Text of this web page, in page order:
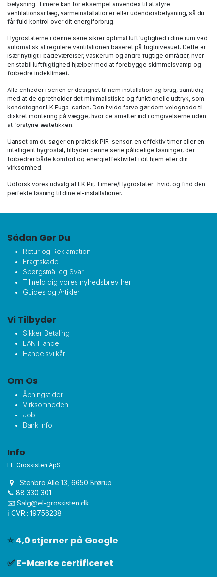
belysning. Timere kan for eksempel anvendes til at styre
ventilationsanlæg, varmeinstallationer eller udendørsbelysning, så du
får fuld kontrol over dit energiforbrug.
Hygrostaterne i denne serie sikrer optimal luftfugtighed i dine rum ved
automatisk at regulere ventilationen baseret på fugtniveauet. Dette er
især nyttigt i badeværelser, vaskerum og andre fugtige områder, hvor
en stabil luftfugtighed hjælper med at forebygge skimmelsvamp og
forbedre indeklimaet.
Alle enheder i serien er designet til nem installation og brug, samtidig
med at de opretholder det minimalistiske og funktionelle udtryk, som
kendetegner LK Fuga-serien. Den hvide farve gør dem velegnede til
diskret montering på vægge, hvor de smelter ind i omgivelserne uden
at forstyrre æstetikken.
Uanset om du søger en praktisk PIR-sensor, en effektiv timer eller en
intelligent hygrostat, tilbyder denne serie pålidelige løsninger, der
forbedrer både komfort og energieffektivitet i dit hjem eller din
virksomhed.
Udforsk vores udvalg af LK Pir, Timere/Hygrostater i hvid, og find den
perfekte løsning til dine el-installationer.
Sådan Gør Du
Retur og Reklamation
Fragtskade
Spørgsmål og Svar
Tilmeld dig vores nyhedsbrev her
Guides og Artikler
Vi Tilbyder
Sikker Betaling
EAN Handel
Handelsvilkår
Om Os
Åbningstider
Virksomheden
Job
Bank Info
Info
EL-Grossisten ApS
Stenbro Alle 13, 6650 Brørup
📞 88 330 301
✉️ Salg@el-grossisten.dk​
ℹ️ CVR.: 19756238
⭐ 4,0 stjerner på Google
✅E-Mærke certificeret